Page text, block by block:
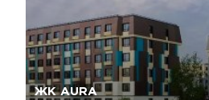
ЖК AURA
Да, удалить Отмена